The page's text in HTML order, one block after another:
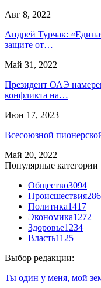
Авг 8, 2022
Андрей Турчак:
защите от…
Май 31, 2022
Президент ОАЭ
конфликта на…
Июн 17, 2023
Всесоюзной
Май 20, 2022
Популярные категории
Общество3094
Происшествия
Политика1417
Экономика1272
Здоровье1234
Власть1125
Выбор редакции:
Ты один у меня, мой